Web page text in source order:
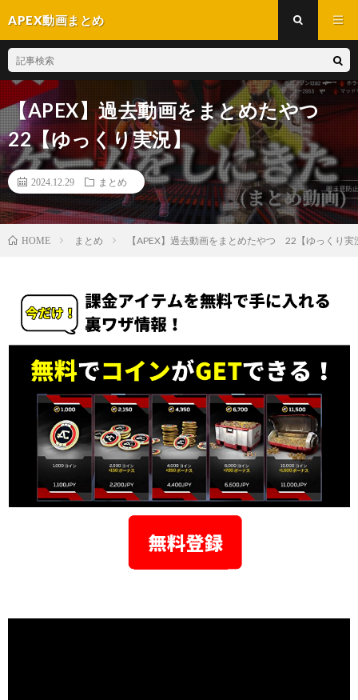
APEX動画まとめ
【APEX】過去動画をまとめたやつ
22【ゆっくり実況】
2024.12.29 まとめ
HOME まとめ 【APEX】過去動画をまとめたやつ 22【ゆっくり実